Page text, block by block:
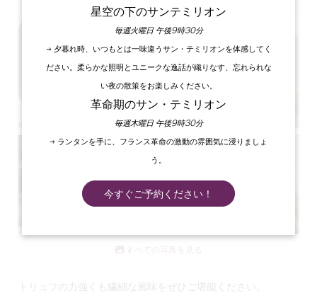
トリュフの力強くも繊細な風味をぜひご堪能ください。
星空の下のサンテミリオン
毎週火曜日 午後9時30分
→ 夕暮れ時、いつもとは一味違うサン・テミリオンを体感してく
ださい。柔らかな照明とユニークな逸話が織りなす、忘れられな
い夜の散策をお楽しみください。
革命期のサン・テミリオン
毎週木曜日 午後9時30分
→ ランタンを手に、フランス革命の激動の雰囲気に浸りましょ
う。
今すぐご予約ください！